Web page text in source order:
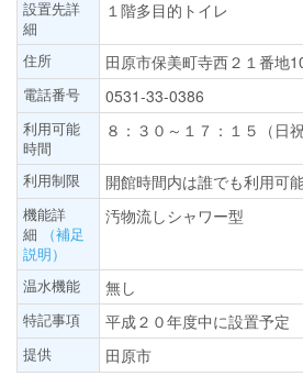
設置先詳
細
１階多目的トイレ
住所 田原市保美町寺西２１番地
電話番号 0531-33-0386
利用可能
時間
８：３０～１７：１５（日
利用制限 開館時間内は誰でも利用可
機能詳
細
（補足
説明）
汚物流しシャワー型
温水機能 無し
特記事項 平成２０年度中に設置予定
提供 田原市